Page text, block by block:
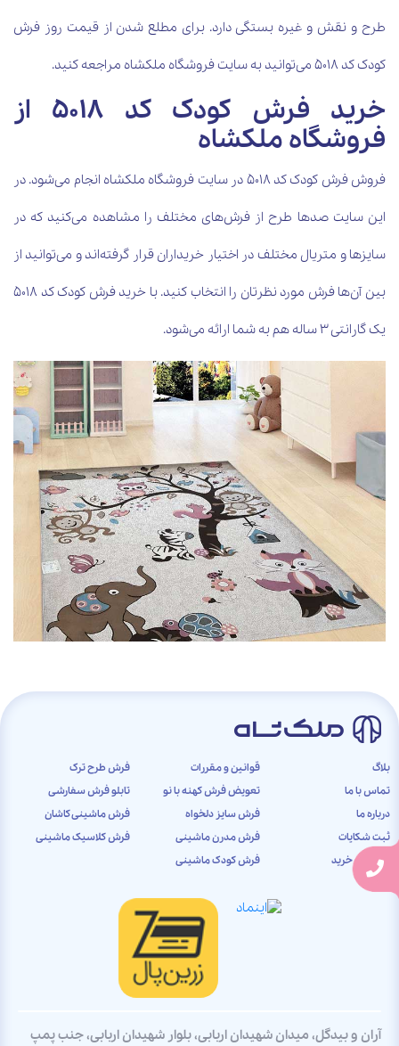
طرح و نقش و غیره بستگی دارد. برای مطلع شدن از قیمت روز فرش
کودک کد 5018 می‌توانید به سایت فروشگاه ملکشاه مراجعه کنید.
خرید فرش کودک کد 5018 از
فروشگاه ملکشاه
فروش فرش کودک کد 5018 در سایت فروشگاه ملکشاه انجام می‌شود. در
این سایت صدها طرح از فرش‌های مختلف را مشاهده می‌کنید که در
سایزها و متریال مختلف در اختیار خریداران قرار گرفته‌اند و می‌توانید از
بین آن‌ها فرش مورد نظرتان را انتخاب کنید. با خرید فرش کودک کد 5018
یک گارانتی 3 ساله هم به شما ارائه می‌شود.
بلاگ
تماس با ما
درباره ما
ثبت شکایات
راهنمای خرید
قوانین و مقررات
تعویض فرش کهنه با نو
فرش سایز دلخواه
فرش مدرن ماشینی
فرش کودک ماشینی
فرش طرح ترک
تابلو فرش سفارشی
فرش ماشینی کاشان
فرش کلاسیک ماشینی
آران و بیدگل، میدان شهیدان اربابی، بلوار شهیدان اربابی، جنب پمپ